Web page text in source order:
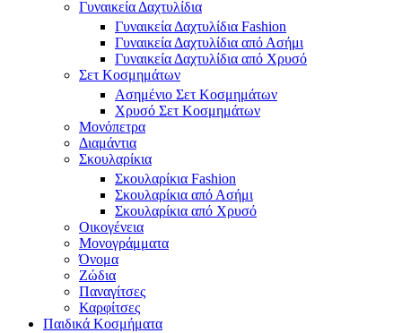
Γυναικεία Δαχτυλίδια
Γυναικεία Δαχτυλίδια Fashion
Γυναικεία Δαχτυλίδια από Ασήμι
Γυναικεία Δαχτυλίδια από Χρυσό
Σετ Κοσμημάτων
Ασημένιο Σετ Κοσμημάτων
Χρυσό Σετ Κοσμημάτων
Μονόπετρα
Διαμάντια
Σκουλαρίκια
Σκουλαρίκια Fashion
Σκουλαρίκια από Ασήμι
Σκουλαρίκια από Χρυσό
Οικογένεια
Μονογράμματα
Όνομα
Ζώδια
Παναγίτσες
Καρφίτσες
Παιδικά Κοσμήματα